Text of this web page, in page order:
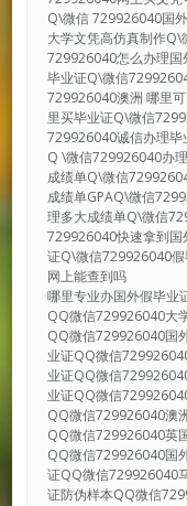
Q\微信 729926040国
大学文凭高仿真制作
729926040怎么办理
毕业证Q\微信
729926040澳洲 哪里
里买毕业证Q\微信
729926040诚信办理
Q \微信729926040办
成绩单Q\微信
成绩单GPAQ\微信
理多大成绩单Q\微信
729926040快速拿到
证Q\微信729926040
网上能查到吗
哪里专业办国外假毕业
QQ微信729926040大
QQ微信729926040国
业证QQ微信
业证QQ微信
业证QQ微信
QQ微信729926040澳
QQ微信729926040英
QQ微信729926040国
证QQ微信729926040
证防伪样本QQ微信